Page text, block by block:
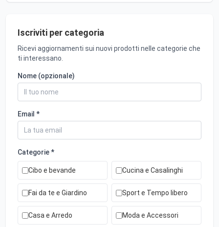
Iscriviti per categoria
Ricevi aggiornamenti sui nuovi prodotti nelle categorie che
ti interessano.
Nome (opzionale)
Email *
Categorie *
Cibo e bevande Cucina e Casalinghi
Fai da te e Giardino Sport e Tempo libero
Casa e Arredo Moda e Accessori